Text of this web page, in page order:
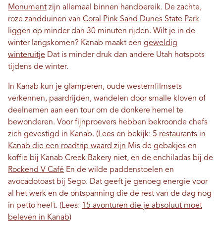
Monument zijn allemaal binnen handbereik. De zachte,
roze zandduinen van Coral Pink Sand Dunes State Park
liggen op minder dan 30 minuten rijden. Wilt je in de
winter langskomen? Kanab maakt een geweldig
winteruitje Dat is minder druk dan andere Utah hotspots
tijdens de winter.
In Kanab kun je glamperen, oude westernfilmsets
verkennen, paardrijden, wandelen door smalle kloven of
deelnemen aan een tour om de donkere hemel te
bewonderen. Voor fijnproevers hebben bekroonde chefs
zich gevestigd in Kanab. (Lees en bekijk: 5 restaurants in
Kanab die een roadtrip waard zijn Mis de gebakjes en
koffie bij Kanab Creek Bakery niet, en de enchiladas bij de
Rockend V Café En de wilde paddenstoelen en
avocadotoast bij Sego. Dat geeft je genoeg energie voor
al het werk en de ontspanning die de rest van de dag nog
in petto heeft. (Lees: 15 avonturen die je absoluut moet
beleven in Kanab)